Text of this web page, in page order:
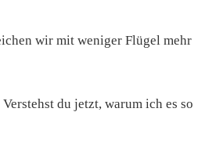
wir mit weniger Flügel mehr
du jetzt, warum ich es so